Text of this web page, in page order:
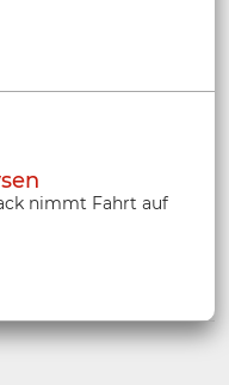
nimmt Fahrt auf